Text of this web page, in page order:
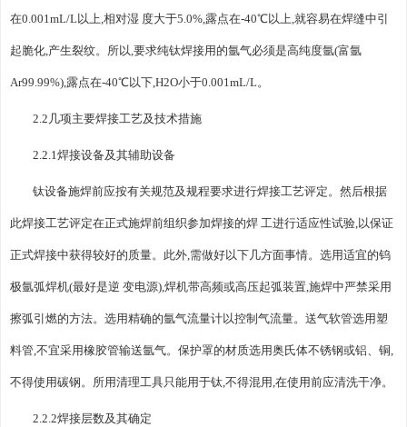
在0.001mL/L以上,相对湿 度大于5.0%,露点在-40℃以上,就容易在焊缝中引
起脆化,产生裂纹。所以,要求纯钛焊接用的氩气必须是高纯度氩(富氩
Ar99.99%),露点在-40℃以下,H2O小于0.001mL/L。
2.2几项主要焊接工艺及技术措施
2.2.1焊接设备及其辅助设备
钛设备施焊前应按有关规范及规程要求进行焊接工艺评定。然后根据
此焊接工艺评定在正式施焊前组织参加焊接的焊 工进行适应性试验,以保证
正式焊接中获得较好的质量。此外,需做好以下几方面事情。选用适宜的钨
极氩弧焊机(最好是逆 变电源),焊机带高频或高压起弧装置,施焊中严禁采用
擦弧引燃的方法。选用精确的氩气流量计以控制气流量。送气软管选用塑
料管,不宜采用橡胶管输送氩气。保护罩的材质选用奥氏体不锈钢或铝、铜,
不得使用碳钢。所用清理工具只能用于钛,不得混用,在使用前应清洗干净。
2.2.2焊接层数及其确定